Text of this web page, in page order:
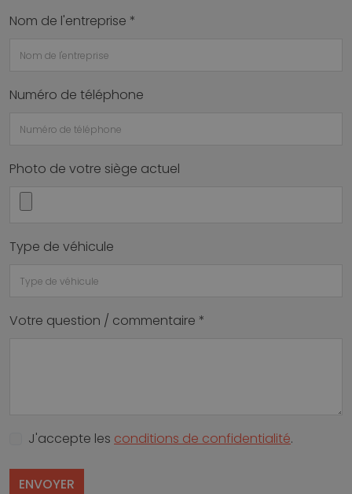
Nom de l'entreprise *
Numéro de téléphone
Photo de votre siège actuel
Type de véhicule
Votre question / commentaire *
J'accepte les conditions de confidentialité.
ENVOYER